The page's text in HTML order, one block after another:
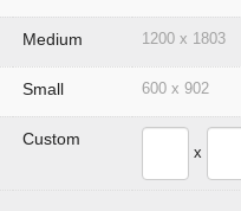
Medium 1200 x 1803
Small 600 x 902
Custom
x